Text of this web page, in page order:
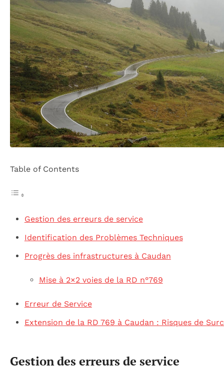
Table of Contents
Gestion des erreurs de service
Identification des Problèmes Techniques
Progrès des infrastructures à Caudan
Mise à 2×2 voies de la RD n°769
Erreur de Service
Extension de la RD 769 à Caudan : Risques de
Gestion des erreurs de service